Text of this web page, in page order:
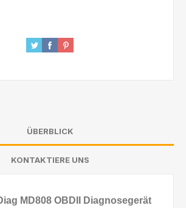
ÜBERBLICK
KONTAKTIERE UNS
MD808 OBDII Diagnosegerät